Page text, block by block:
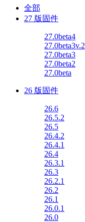
全部
27 版固件
27.0beta4
27.0beta3v.2
27.0beta3
27.0beta2
27.0beta
26 版固件
26.6
26.5.2
26.5
26.4.2
26.4.1
26.4
26.3.1
26.3
26.2.1
26.2
26.1
26.0.1
26.0